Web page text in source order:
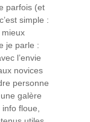
parfois (et
simple :
je parle :
l’envie
novices
personne
galère
floue,